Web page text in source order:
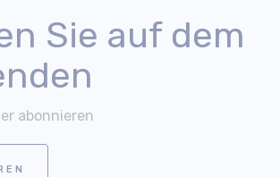
Sie auf dem
abonnieren